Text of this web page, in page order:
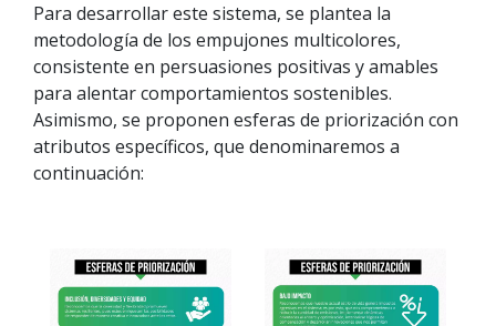
Para desarrollar este sistema, se plantea la
metodología de los empujones multicolores,
consistente en persuasiones positivas y amables
para alentar comportamientos sostenibles.
Asimismo, se proponen esferas de priorización con
atributos específicos, que denominaremos a
continuación: